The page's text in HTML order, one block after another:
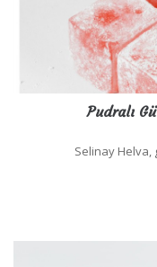
Pudralı
Selinay Helva,